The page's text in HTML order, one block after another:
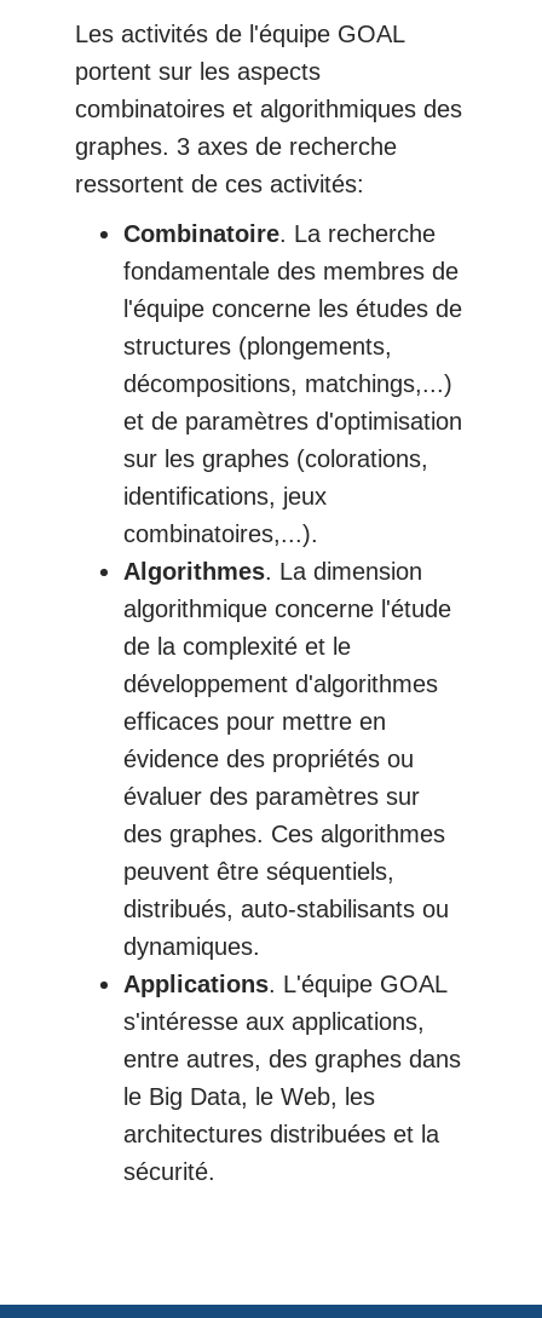
Les activités de l'équipe GOAL
portent sur les aspects
combinatoires et algorithmiques des
graphes. 3 axes de recherche
ressortent de ces activités:
Combinatoire. La recherche
fondamentale des membres de
l'équipe concerne les études de
structures (plongements,
décompositions, matchings,...)
et de paramètres d'optimisation
sur les graphes (colorations,
identifications, jeux
combinatoires,...).
Algorithmes. La dimension
algorithmique concerne l'étude
de la complexité et le
développement d'algorithmes
efficaces pour mettre en
évidence des propriétés ou
évaluer des paramètres sur
des graphes. Ces algorithmes
peuvent être séquentiels,
distribués, auto-stabilisants ou
dynamiques.
Applications. L'équipe GOAL
s'intéresse aux applications,
entre autres, des graphes dans
le Big Data, le Web, les
architectures distribuées et la
sécurité.